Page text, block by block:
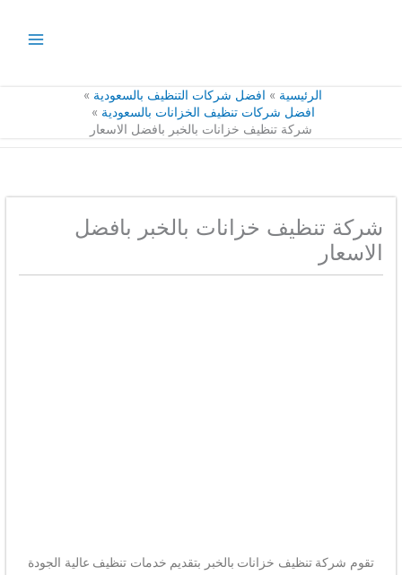
الرئيسية
افضل شركات التنظيف بالسعودية
افضل شركات تنظيف الخزانات بالسعودية
شركة تنظيف خزانات بالخبر بافضل الاسعار
شركة تنظيف خزانات بالخبر بافضل
الاسعار
تقوم شركة تنظيف خزانات بالخبر بتقديم خدمات تنظيف عالية الجودة